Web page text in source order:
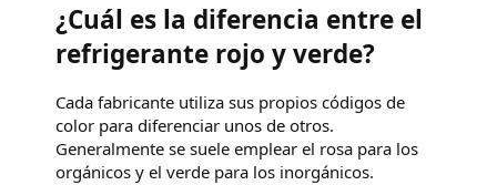
¿Cuál es la diferencia entre el
refrigerante rojo y verde?
Cada fabricante utiliza sus propios códigos de
color para diferenciar unos de otros.
Generalmente se suele emplear el rosa para los
orgánicos y el verde para los inorgánicos.